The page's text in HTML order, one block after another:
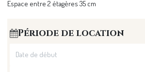
Espace entre 2 étagères 35 cm
Période de location